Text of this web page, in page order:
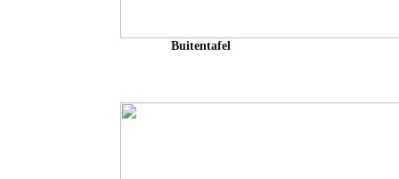
Buitentafel